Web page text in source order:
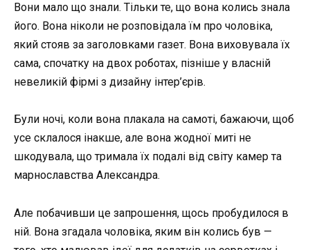
Вони мало що знали. Тільки те, що вона колись знала
його. Вона ніколи не розповідала їм про чоловіка,
який стояв за заголовками газет. Вона виховувала їх
сама, спочатку на двох роботах, пізніше у власній
невеликій фірмі з дизайну інтер’єрів.
Були ночі, коли вона плакала на самоті, бажаючи, щоб
усе склалося інакше, але вона жодної миті не
шкодувала, що тримала їх подалі від світу камер та
марнославства Александра.
Але побачивши це запрошення, щось пробудилося в
ній. Вона згадала чоловіка, яким він колись був —